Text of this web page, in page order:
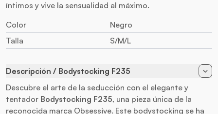
íntimos y vive la sensualidad al máximo.
Color
Negro
Talla
S/M/L
Descripción / Bodystocking F235
Descubre el arte de la seducción con el elegante y
tentador Bodystocking F235, una pieza única de la
reconocida marca Obsessive. Este bodystocking se ha